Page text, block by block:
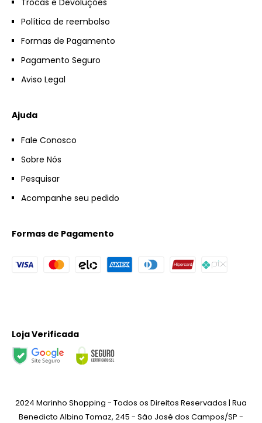
Política de reembolso
Formas de Pagamento
Pagamento Seguro
Aviso Legal
Ajuda
Fale Conosco
Sobre Nós
Pesquisar
Acompanhe seu pedido
Formas de Pagamento
Loja Verificada
2024 Marinho Shopping - Todos os Direitos Reservados | Rua
Benedicto Albino Tomaz, 245 - São José dos Campos/SP -